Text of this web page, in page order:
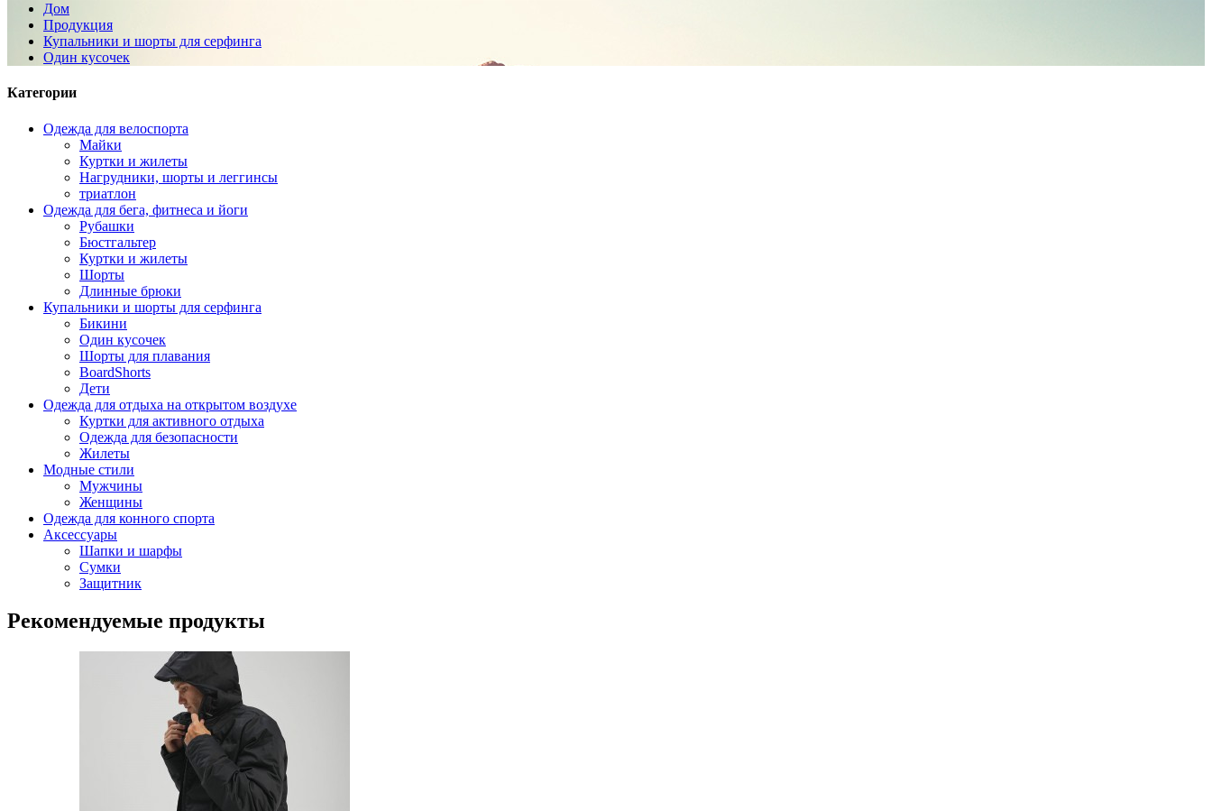
Дом
Продукция
Купальники и шорты для серфинга
Один кусочек
Категории
Одежда для велоспорта
Майки
Куртки и жилеты
Нагрудники, шорты и леггинсы
триатлон
Одежда для бега, фитнеса и йоги
Рубашки
Бюстгальтер
Куртки и жилеты
Шорты
Длинные брюки
Купальники и шорты для серфинга
Бикини
Один кусочек
Шорты для плавания
BoardShorts
Дети
Одежда для отдыха на открытом воздухе
Куртки для активного отдыха
Одежда для безопасности
Жилеты
Модные стили
Мужчины
Женщины
Одежда для конного спорта
Аксессуары
Шапки и шарфы
Сумки
Защитник
Рекомендуемые продукты